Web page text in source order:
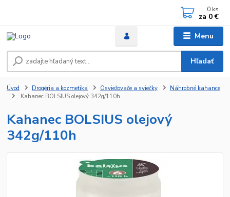
Menu
Hľadať
0 ks
za 0 €
Úvod Drogéria a kozmetika Osviežovače a sviečky
Náhrobné kahance
Kahanec BOLSIUS olejový 342g/110h
Kahanec BOLSIUS olejový
342g/110h